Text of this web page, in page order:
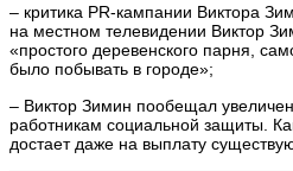
– критика PR-кампании Виктора
на местном телевидении Виктор
«простого деревенского парня,
было побывать в городе»;
– Виктор Зимин пообещал
работникам социальной защиты.
достает даже на выплату